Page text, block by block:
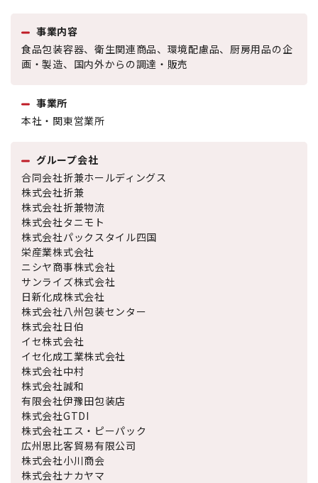
事業内容
食品包装容器、衛生関連商品、環境配慮品、厨房用品の企
画・製造、国内外からの調達・販売
事業所
本社・関東営業所
グループ会社
合同会社折兼ホールディングス
株式会社折兼
株式会社折兼物流
株式会社タニモト
株式会社パックスタイル四国
栄産業株式会社
ニシヤ商事株式会社
サンライズ株式会社
日新化成株式会社
株式会社八州包装センター
株式会社日伯
イセ株式会社
イセ化成工業株式会社
株式会社中村
株式会社誠和
有限会社伊豫田包装店
株式会社GTDI
株式会社エス・ピーパック
広州思比客貿易有限公司
株式会社小川商会
株式会社ナカヤマ